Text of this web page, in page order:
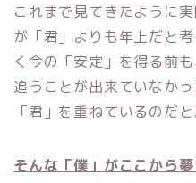
これまで見てきたように
が「君」よりも年上だと
く今の「安定」を得る前
追うことが出来ていなか
「君」を重ねているのだと
そんな「僕」がここから